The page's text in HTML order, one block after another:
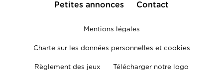
Petites annonces Contact
Mentions légales
Charte sur les données personnelles et cookies
Règlement des jeux Télécharger notre logo